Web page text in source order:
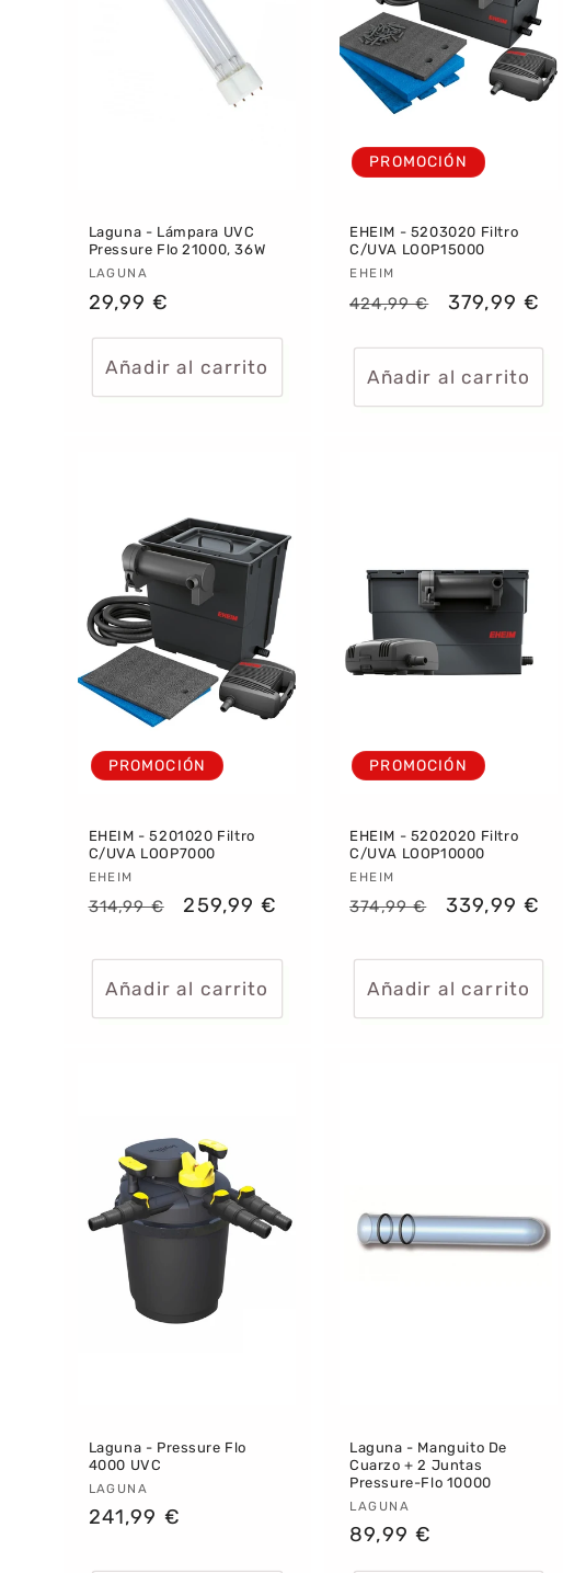
Laguna - Lámpara UVC
Pressure Flo 21000, 36W
Proveedor:
LAGUNA
Precio
29,99 €
Añadir al carrito
PROMOCIÓN
EHEIM - 5203020 Filtro
C/UVA LOOP15000
Proveedor:
EHEIM
Precio
424,99 €
Precio
379,99 €
Añadir al carrito
PROMOCIÓN
EHEIM - 5201020 Filtro
C/UVA LOOP7000
Proveedor:
EHEIM
Precio
314,99 €
Precio
oferta
259,99 €
Añadir al carrito
PROMOCIÓN
EHEIM - 5202020 Filtro
C/UVA LOOP10000
Proveedor:
EHEIM
Precio
374,99 €
Precio
oferta
339,99 €
Añadir al carrito
Laguna - Pressure Flo
4000 UVC
Proveedor:
LAGUNA
Precio
241,99 €
Laguna - Manguito De
Cuarzo + 2 Juntas
Pressure-Flo 10000
Proveedor:
LAGUNA
Precio
89,99 €